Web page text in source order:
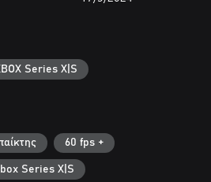
in your way to take on the five
challenge by seeking out uniquely
Series X|S
60 fps +
Series X|S